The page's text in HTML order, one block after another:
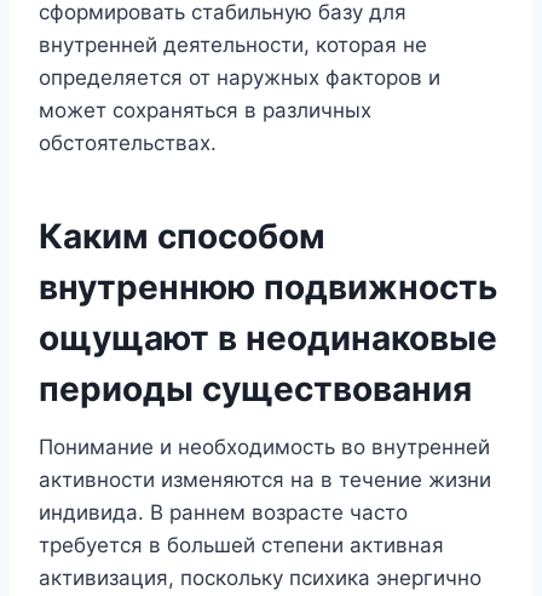
сформировать стабильную базу для
внутренней деятельности, которая не
определяется от наружных факторов и
может сохраняться в различных
обстоятельствах.
Каким способом
внутреннюю подвижность
ощущают в неодинаковые
периоды существования
Понимание и необходимость во внутренней
активности изменяются на в течение жизни
индивида. В раннем возрасте часто
требуется в большей степени активная
активизация, поскольку психика энергично